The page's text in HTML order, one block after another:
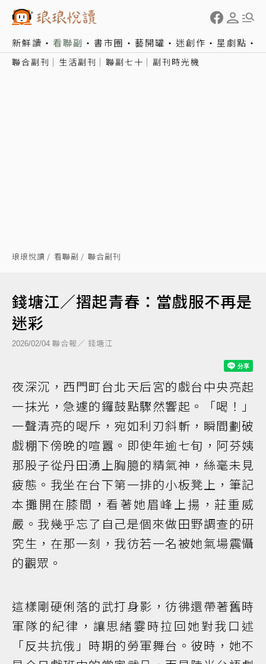
新鮮讀 看聯副 書市圈 藝開罐 迷創作 星劇點
聯合副刊 生活副刊 聯副七十 副刊時光機
琅琅悅讀 看聯副 聯合副刊
錢塘江／摺起青春：當戲服不再是
迷彩
2026/02/04 聯合報／ 錢塘江
夜深沉，西門町台北天后宮的戲台中央亮起
一抹光，急遽的鑼鼓點驟然響起。「喝！」
一聲清亮的喝斥，宛如利刃斜斬，瞬間劃破
戲棚下傍晚的喧囂。即使年逾七旬，阿芬姨
那股子從丹田湧上胸臆的精氣神，絲毫未見
疲態。我坐在台下第一排的小板凳上，筆記
本攤開在膝間，看著她眉峰上揚，莊重威
嚴。我幾乎忘了自己是個來做田野調查的研
究生，在那一刻，我彷若一名被她氣場震懾
的觀眾。
這樣剛硬俐落的武打身影，彷彿還帶著舊時
軍隊的紀律，讓思緒霎時拉回她對我口述
「反共抗俄」時期的勞軍舞台。彼時，她不